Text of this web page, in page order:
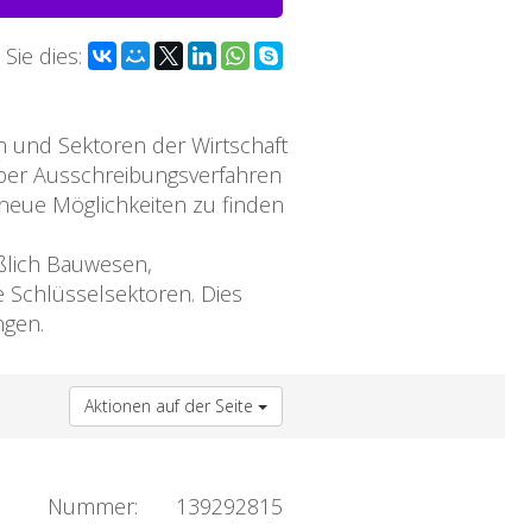
dies:
und Sektoren der Wirtschaft
Ausschreibungsverfahren
Möglichkeiten zu finden
Bauwesen,
Schlüsselsektoren. Dies
Aktionen auf der Seite
Nummer:
139292815